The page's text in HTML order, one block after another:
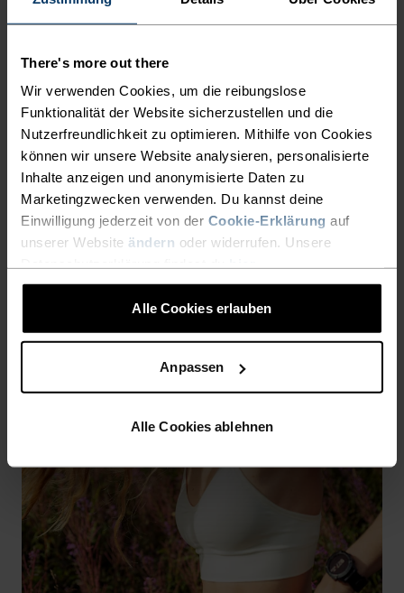
There's more out there
Wir verwenden Cookies, um die reibungslose
Funktionalität der Website sicherzustellen und die
Nutzerfreundlichkeit zu optimieren. Mithilfe von Cookies
können wir unsere Website analysieren, personalisierte
Inhalte anzeigen und anonymisierte Daten zu
Marketingzwecken verwenden. Du kannst deine
Einwilligung jederzeit von der Cookie-Erklärung auf
unserer Website ändern oder widerrufen. Unsere
Alle Cookies erlauben
Anpassen
Alle Cookies ablehnen
Summer Sale
% % %
Gepolsterter Damen high
Sport-BH
45,45 €64,95 €
% % %
Damen Everyday High
Sport-BH
51,95 €64,95 €